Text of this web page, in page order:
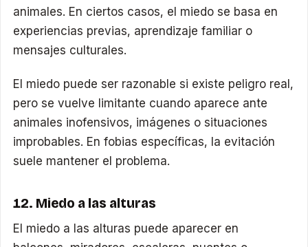
animales. En ciertos casos, el miedo se basa en
experiencias previas, aprendizaje familiar o
mensajes culturales.
El miedo puede ser razonable si existe peligro real,
pero se vuelve limitante cuando aparece ante
animales inofensivos, imágenes o situaciones
improbables. En fobias específicas, la evitación
suele mantener el problema.
12. Miedo a las alturas
El miedo a las alturas puede aparecer en